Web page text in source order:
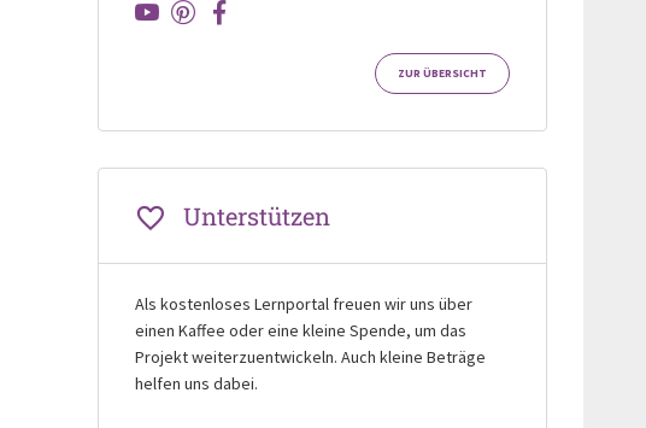
ZUR ÜBERSICHT
Unterstützen
Als kostenloses Lernportal freuen wir uns über
einen Kaffee oder eine kleine Spende, um das
Projekt weiterzuentwickeln. Auch kleine Beträge
helfen uns dabei.